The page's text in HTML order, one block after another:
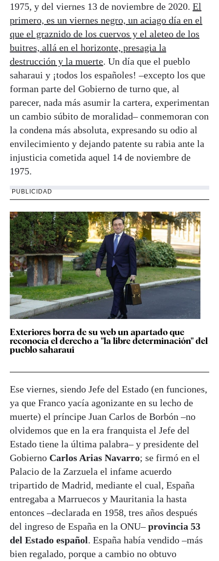
1975, y del viernes 13 de noviembre de 2020. El
primero, es un viernes negro, un aciago día en el
que el graznido de los cuervos y el aleteo de los
buitres, allá en el horizonte, presagia la
destrucción y la muerte. Un día que el pueblo
saharaui y ¡todos los españoles! –excepto los que
forman parte del Gobierno de turno que, al
parecer, nada más asumir la cartera, experimentan
un cambio súbito de moralidad– conmemoran con
la condena más absoluta, expresando su odio al
envilecimiento y dejando patente su rabia ante la
injusticia cometida aquel 14 de noviembre de
1975.
PUBLICIDAD
Exteriores borra de su web un apartado que
reconocía el derecho a "la libre determinación" del
pueblo saharaui
Ese viernes, siendo Jefe del Estado (en funciones,
ya que Franco yacía agonizante en su lecho de
muerte) el príncipe Juan Carlos de Borbón –no
olvidemos que en la era franquista el Jefe del
Estado tiene la última palabra– y presidente del
Gobierno Carlos Arias Navarro; se firmó en el
Palacio de la Zarzuela el infame acuerdo
tripartido de Madrid, mediante el cual, España
entregaba a Marruecos y Mauritania la hasta
entonces –declarada en 1958, tres años después
del ingreso de España en la ONU–provincia 53
del Estado español. España había vendido –más
bien regalado, porque a cambio no obtuvo